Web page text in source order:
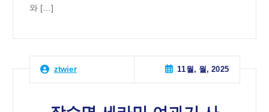
와 […]
ztwier 11월, 월, 2025